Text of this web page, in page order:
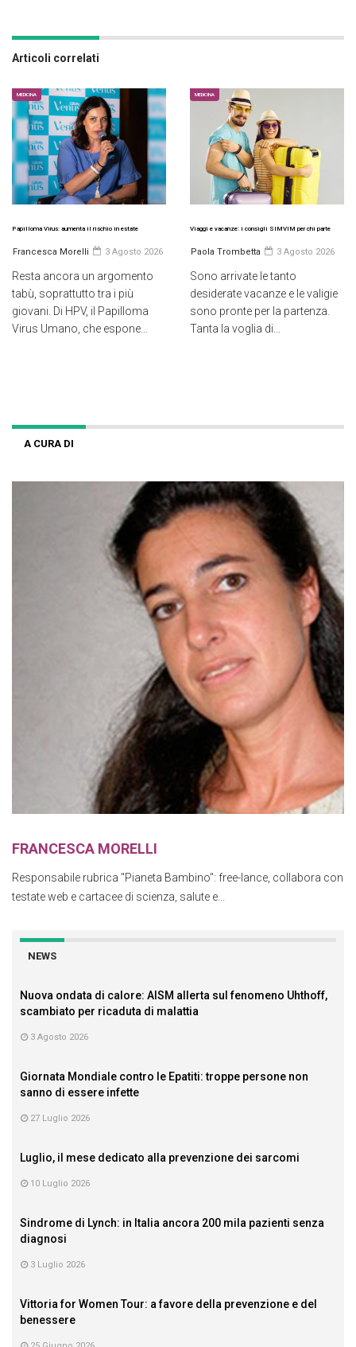
Articoli correlati
MEDICINA
Papilloma Virus: aumenta il rischio in estate
Francesca Morelli 3 Agosto 2026
Resta ancora un argomento
tabù, soprattutto tra i più
giovani. Di HPV, il Papilloma
Virus Umano, che espone...
MEDICINA
Viaggi e vacanze: i consigli SIMVIM per chi parte
Paola Trombetta 3 Agosto 2026
Sono arrivate le tanto
desiderate vacanze e le valigie
sono pronte per la partenza.
Tanta la voglia di...
A CURA DI
FRANCESCA MORELLI
Responsabile rubrica "Pianeta Bambino": free-lance, collabora con
testate web e cartacee di scienza, salute e...
NEWS
Nuova ondata di calore: AISM allerta sul fenomeno Uhthoff,
scambiato per ricaduta di malattia
3 Agosto 2026
Giornata Mondiale contro le Epatiti: troppe persone non
sanno di essere infette
27 Luglio 2026
Luglio, il mese dedicato alla prevenzione dei sarcomi
10 Luglio 2026
Sindrome di Lynch: in Italia ancora 200 mila pazienti senza
diagnosi
3 Luglio 2026
Vittoria for Women Tour: a favore della prevenzione e del
benessere